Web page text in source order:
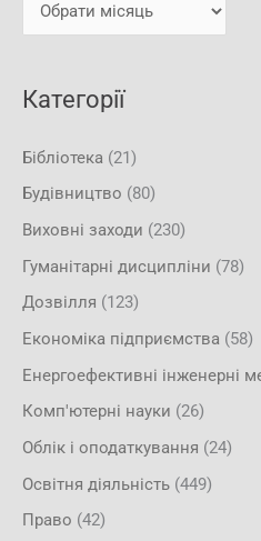
Категорії
Бібліотека (21)
Будівництво (80)
Виховні заходи (230)
Гуманітарні дисципліни (78)
Дозвілля (123)
Економіка підприємства (58)
Енергоефективні інженерні
Комп'ютерні науки (26)
Облік і оподаткування (24)
Освітня діяльність (449)
Право (42)